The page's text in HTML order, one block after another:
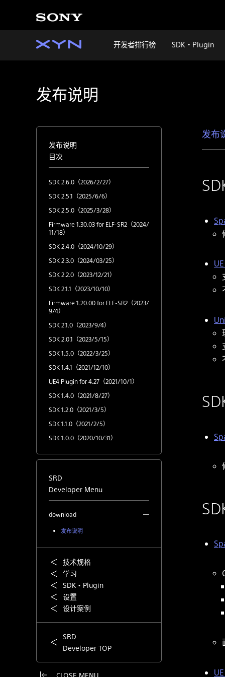
开发者排行榜 SDK・Plugin
发布说明
发布说明
目次
SDK 2.6.0（2026/2/27）
SDK 2.5.1（2025/6/6）
SDK 2.5.0（2025/3/28）
Firmware 1.30.03 for ELF-SR2（2024/
11/18）
SDK 2.4.0（2024/10/29）
SDK 2.3.0（2024/03/25）
SDK 2.2.0（2023/12/21）
SDK 2.1.1（2023/10/10）
Firmware 1.20.00 for ELF-SR2（2023/
9/4）
SDK 2.1.0（2023/9/4）
SDK 2.0.1（2023/5/15）
SDK 1.5.0（2022/3/25）
SDK 1.4.1（2021/12/10）
UE4 Plugin for 4.27（2021/10/1）
SDK 1.4.0（2021/8/27）
SDK 1.2.0（2021/3/5）
SDK 1.1.0（2021/2/5）
SDK 1.0.0（2020/10/31）
SRD
Developer Menu
download
发布说明
技术规格
学习
SDK・Plugin
设置
设计案例
SRD
Developer TOP
CLOSE MENU
发布